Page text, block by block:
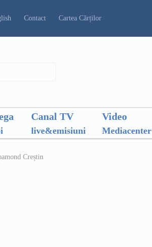
Contact Cartea Cărților
Canal TV
live&emisiuni
Video
Mediacenter
Creștin